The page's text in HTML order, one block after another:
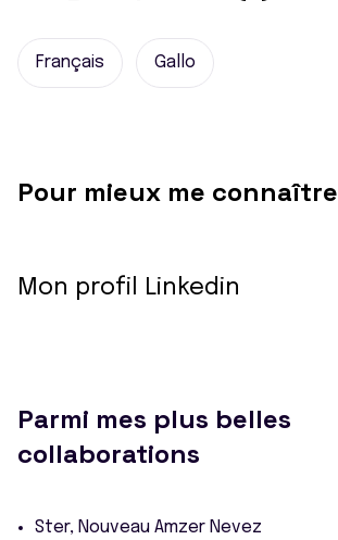
Français Gallo
Pour mieux me connaître
Mon profil Linkedin
Parmi mes plus belles
collaborations
Ster, Nouveau Amzer Nevez